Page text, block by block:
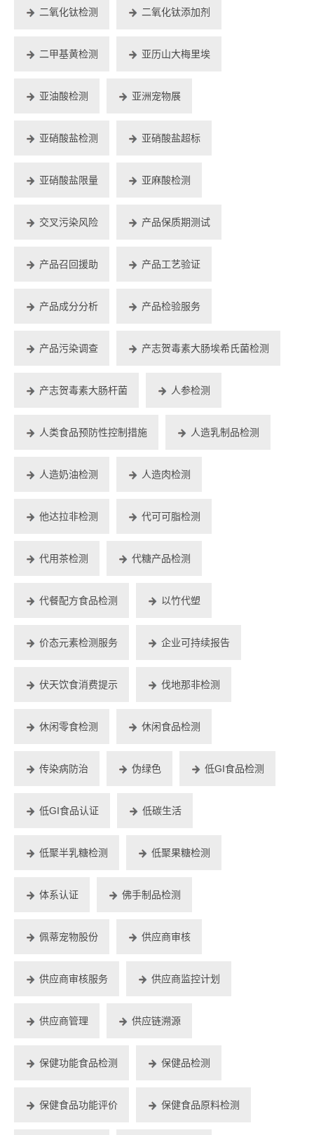
二氧化钛检测 二氧化钛添加剂
二甲基黄检测 亚历山大梅里埃
亚油酸检测 亚洲宠物展
亚硝酸盐检测 亚硝酸盐超标
亚硝酸盐限量 亚麻酸检测
交叉污染风险 产品保质期测试
产品召回援助 产品工艺验证
产品成分分析 产品检验服务
产品污染调查 产志贺毒素大肠埃希氏菌检测
产志贺毒素大肠杆菌 人参检测
人类食品预防性控制措施 人造乳制品检测
人造奶油检测 人造肉检测
他达拉非检测 代可可脂检测
代用茶检测 代糖产品检测
代餐配方食品检测 以竹代塑
价态元素检测服务 企业可持续报告
伏天饮食消费提示 伐地那非检测
休闲零食检测 休闲食品检测
传染病防治 伪绿色 低GI食品检测
低GI食品认证 低碳生活
低聚半乳糖检测 低聚果糖检测
体系认证 佛手制品检测
佩蒂宠物股份 供应商审核
供应商审核服务 供应商监控计划
供应商管理 供应链溯源
保健功能食品检测 保健品检测
保健食品功能评价 保健食品原料检测